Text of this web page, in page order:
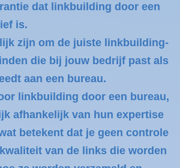
dat linkbuilding door een
is.
zijn om de juiste linkbuilding-
die bij jouw bedrijf past als
aan een bureau.
linkbuilding door een bureau,
afhankelijk van hun expertise
betekent dat je geen controle
van de links die worden